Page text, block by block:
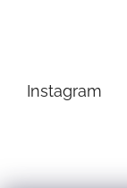
Instagram